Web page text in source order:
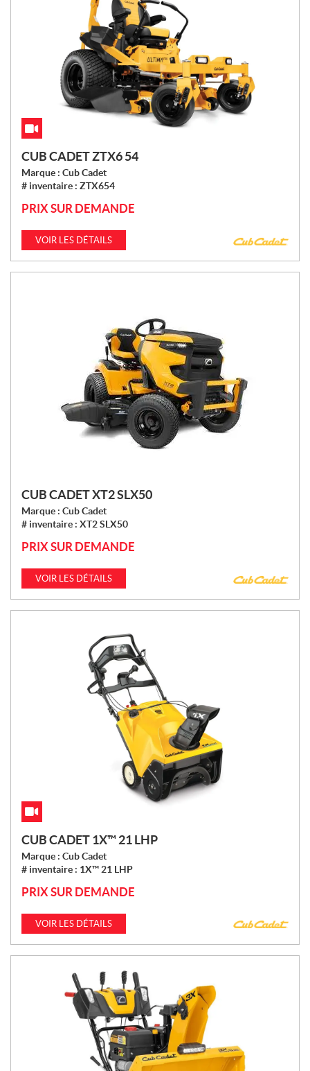
CUB CADET ZTX6 54
Marque : Cub Cadet
# inventaire : ZTX654
PRIX SUR DEMANDE
VOIR LES DÉTAILS
CUB CADET XT2 SLX50
Marque : Cub Cadet
# inventaire : XT2 SLX50
PRIX SUR DEMANDE
VOIR LES DÉTAILS
CUB CADET 1X™ 21 LHP
Marque : Cub Cadet
# inventaire : 1X™ 21 LHP
PRIX SUR DEMANDE
VOIR LES DÉTAILS